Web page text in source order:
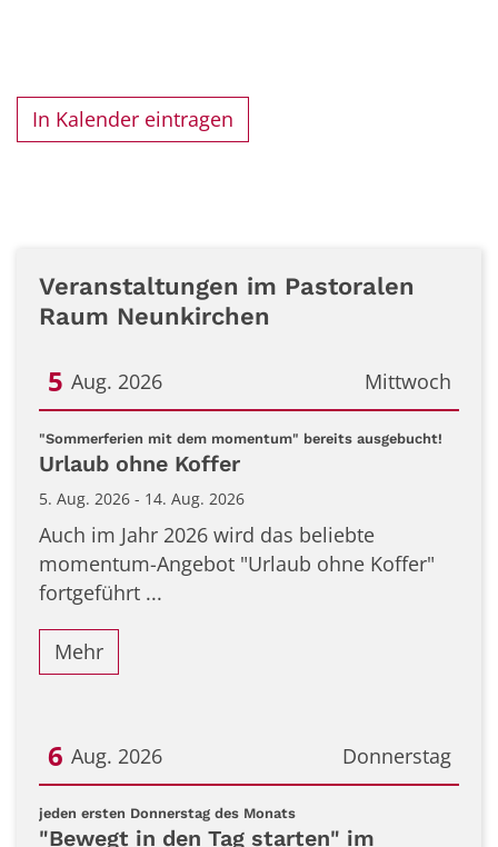
In Kalender eintragen
Veranstaltungen im Pastoralen
Raum Neunkirchen
Mittwoch
5 Aug. 2026
Datum: 5. August 2026
"Sommerferien mit dem momentum" bereits ausgebucht!
Urlaub ohne Koffer
5. Aug. 2026 - 14. Aug. 2026
Auch im Jahr 2026 wird das beliebte
momentum-Angebot "Urlaub ohne Koffer"
fortgeführt ...
Mehr
Donnerstag
6 Aug. 2026
Datum: 6. August 2026
jeden ersten Donnerstag des Monats:
"Bewegt in den Tag starten" im